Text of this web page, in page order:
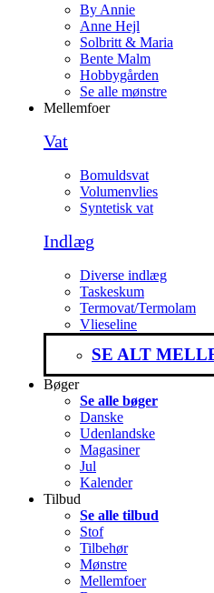
By Annie
Anne Hejl
Solbritt & Maria
Bente Malm
Hobbygården
Se alle mønstre
Mellemfoer
Vat
Bomuldsvat
Volumenvlies
Syntetisk vat
Indlæg
Diverse indlæg
Taskeskum
Termovat/Termolam
Vlieseline
SE ALT
Bøger
Se alle bøger
Danske
Udenlandske
Magasiner
Jul
Kalender
Tilbud
Se alle tilbud
Stof
Tilbehør
Mønstre
Mellemfoer